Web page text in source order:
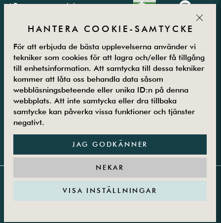
AB
Hägersten
Måndag –
Fredag
08.00-16.00
08-5800 25
25
e-juice
kalkylator
Vanliga frågor
Kontakta oss
Om oss
Returer
Villkor
Guider
TODER
PARTN
HANTERA COOKIE-SAMTYCKE
För att erbjuda de bästa upplevelserna använder vi
tekniker som cookies för att lagra och/eller få tillgång
till enhetsinformation. Att samtycka till dessa tekniker
kommer att låta oss behandla data såsom
webbläsningsbeteende eller unika ID:n på denna
webbplats. Att inte samtycka eller dra tillbaka
samtycke kan påverka vissa funktioner och tjänster
negativt.
JAG GODKÄNNER
NEKAR
VISA INSTÄLLNINGAR